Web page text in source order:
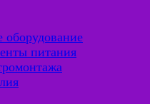
оборудование
питания